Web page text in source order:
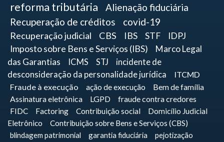
reforma tributária
Alienação fiduciária
Recuperação de créditos
covid-19
Recuperação judicial CBS IBS STF
IDPJ
Imposto sobre Bens e Serviços (IBS)
Marco Legal
das Garantias
ICMS STJ
incidente de
desconsideração da personalidade jurídica
ITCMD
Fraude à execução
ação de execução
Bem de família
Assinatura eletrônica
LGPD fraude contra credores
FIDC Factoring Contribuição social
Domicílio Judicial
Eletrônico
Contribuição sobre Bens e Serviços (CBS)
blindagem patrimonial
garantia fiduciária
pejotização